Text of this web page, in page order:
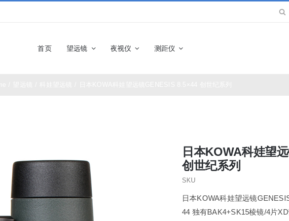
首页 望远镜
尼康望远镜 徕卡望远镜
施华洛世奇望远
镜
科娃望远镜
夜视仪 测距仪
日本KOWA科娃望
创世纪系列
SKU
日本KOWA科娃望远镜
44 独有BAK4+SK15棱镜/4片